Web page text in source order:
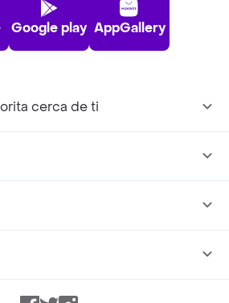
Google play AppGallery
cerca de ti